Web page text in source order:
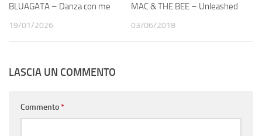
BLUAGATA – Danza con me
19/01/2026
MAC & THE BEE – Unleashed
03/06/2018
LASCIA UN COMMENTO
Commento*